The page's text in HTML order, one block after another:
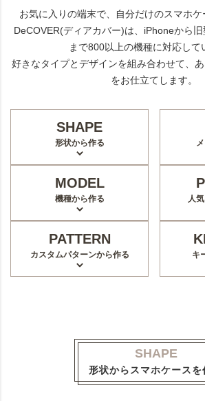
お気に入りの端末で、自分だけのスマホケ
DeCOVER(ディアカバー)は、iPhoneから
まで800以上の機種に対応して
好きなタイプとデザインを組み合わせて、
をお仕立てします。
SHAPE
形状から作る
MODEL
機種から作る 人
PATTERN
カスタムパターンから作る キ
SHAPE
形状からスマホケースを